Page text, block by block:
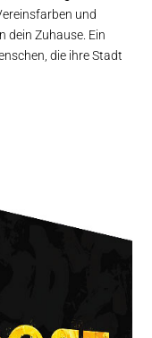
und
dein Zuhause. Ein
die ihre Stadt